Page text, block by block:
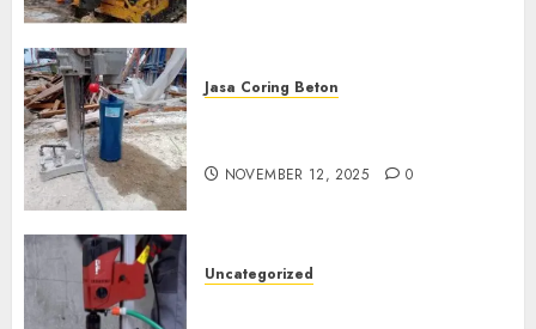
Jasa Coring Beton
NOVEMBER 12, 2025 0
Uncategorized